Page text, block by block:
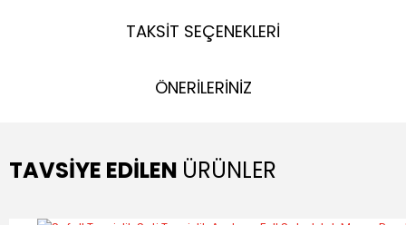
TAKSİT SEÇENEKLERİ
ÖNERİLERİNİZ
TAVSİYE EDİLEN ÜRÜNLER